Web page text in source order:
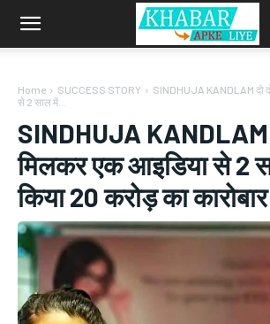
Home SUCCESS STORY
SINDHUJA KANDLAM दो
से 2 साल में...
SINDHUJA KANDLAM
मिलकर एक आइडिया से 2
किया 20 करोड़ का कारोबार